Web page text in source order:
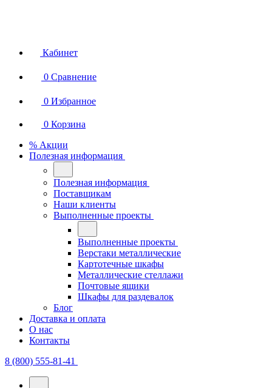
Кабинет
0 Сравнение
0 Избранное
0 Корзина
% Акции
Полезная информация
Полезная информация
Поставщикам
Наши клиенты
Выполненные проекты
Выполненные проекты
Верстаки металлические
Картотечные шкафы
Металлические стеллажи
Почтовые ящики
Шкафы для раздевалок
Блог
Доставка и оплата
О нас
Контакты
8 (800) 555-81-41